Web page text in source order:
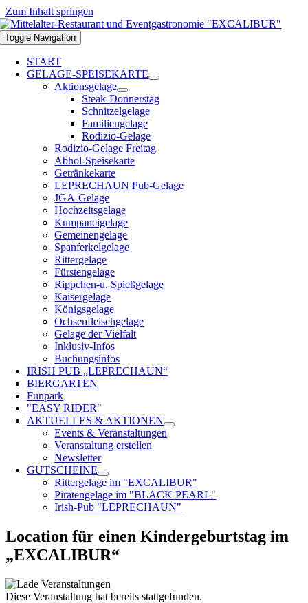
Zum Inhalt springen
Toggle Navigation
START
GELAGE-SPEISEKARTE
Aktionsgelage
Steak-Donnerstag
Schnitzelgelage
Familiengelage
Rodizio-Gelage
Rodizio-Gelage Freitag
Abhol-Speisekarte
Getränkekarte
LEPRECHAUN Pub-Gelage
JGA-Gelage
Hochzeitsgelage
Kumpaneigelage
Gemeinengelage
Spanferkelgelage
Rittergelage
Fürstengelage
Rippchen-u. Spießgelage
Kaisergelage
Königsgelage
Ochsenfleischgelage
Gelage der Vielfalt
Inklusiv-Infos
Buchungsinfos
IRISH PUB „LEPRECHAUN“
BIERGARTEN
Funpark
"EASY RIDER"
AKTUELLES & AKTIONEN
Events & Veranstaltungen
Veranstaltung erstellen
Newsletter
GUTSCHEINE
Rittergelage im "EXCALIBUR"
Piratengelage im "BLACK PEARL"
Irish-Pub "LEPRECHAUN"
Location für einen Kindergeburtstag im
„EXCALIBUR“
Diese Veranstaltung hat bereits stattgefunden.